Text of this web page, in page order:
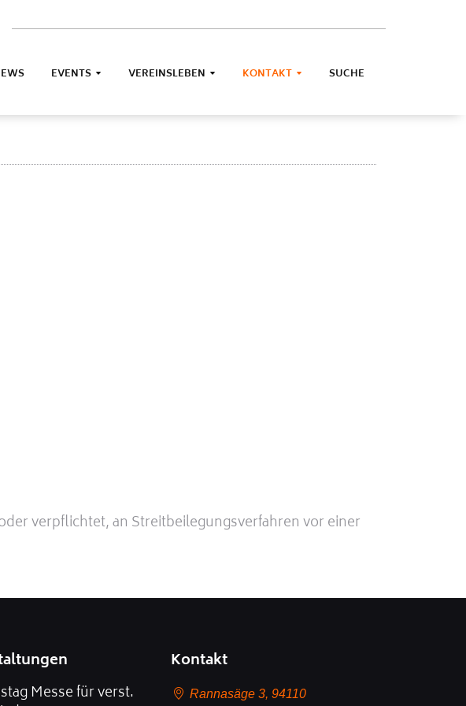
EVENTS VEREINSLEBEN KONTAKT SUCHE
verpflichtet, an Streitbeilegungsverfahren vor einer
Messe für verst.
Kontakt
Rannasäge 3, 94110